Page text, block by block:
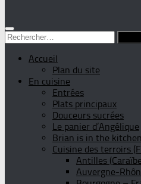
Rechercher :
Accueil
Plan du site
En cuisine
Entrées
Plats principaux
Douceurs sucrées
Le panier d’Angélique
Brian is in the kitchen
Cuisine des terroirs
Antilles
Auvergne-